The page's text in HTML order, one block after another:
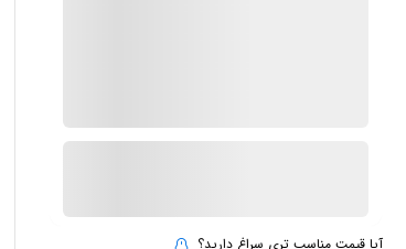
آیا قیمت مناسب تری سراغ دارید؟